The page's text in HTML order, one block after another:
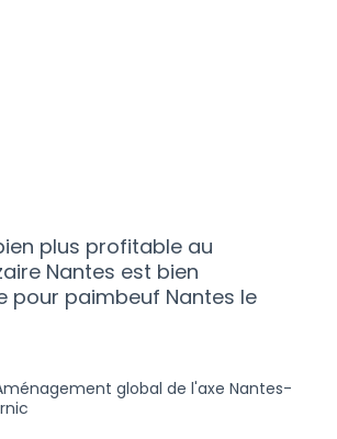
plus profitable au
Nantes est bien
pour paimbeuf Nantes le
de la route départementale
les résultats pour le secteur : 1.
global de l'axe Nantes-